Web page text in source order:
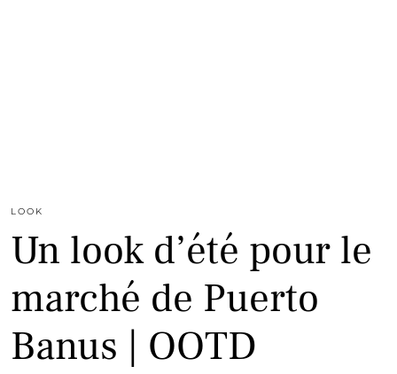
LOOK
Un look d’été pour le
marché de Puerto
Banus | OOTD